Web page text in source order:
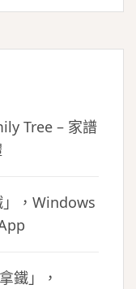
Tree – 家譜
，Windows
鐵」，